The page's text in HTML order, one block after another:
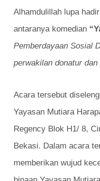
Alhamdulillah lupa
antaranya komedian
Pemberdayaan Sosial
perwakilan donatur
Acara tersebut
Yayasan Mutiara
Regency Blok H1/ 8,
Bekasi. Dalam acara
memberikan wujud